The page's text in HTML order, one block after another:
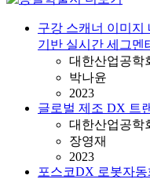
구강 스캐너 이미지
기반 실시간 세그멘
대한산업공학
박나윤
2023
글로벌 제조 DX 트
대한산업공학
장영재
2023
포스코DX 로봇자동